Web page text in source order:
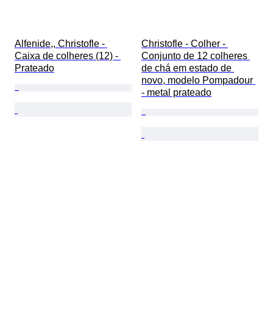
Alfenide,, Christofle -
Caixa de colheres (12) -
Prateado
Christofle - Colher -
Conjunto de 12 colheres
de chá em estado de
novo, modelo Pompadour
- metal prateado